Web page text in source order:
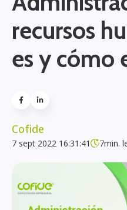
recursos
es y cómo
Cofide
7 sept 2022 16:31:41 7min.